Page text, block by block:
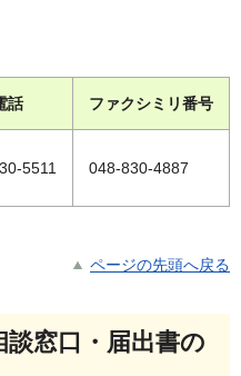
話 ファクシミリ番号
5511 048-830-4887
ページの先頭へ戻る
窓口・届出書の